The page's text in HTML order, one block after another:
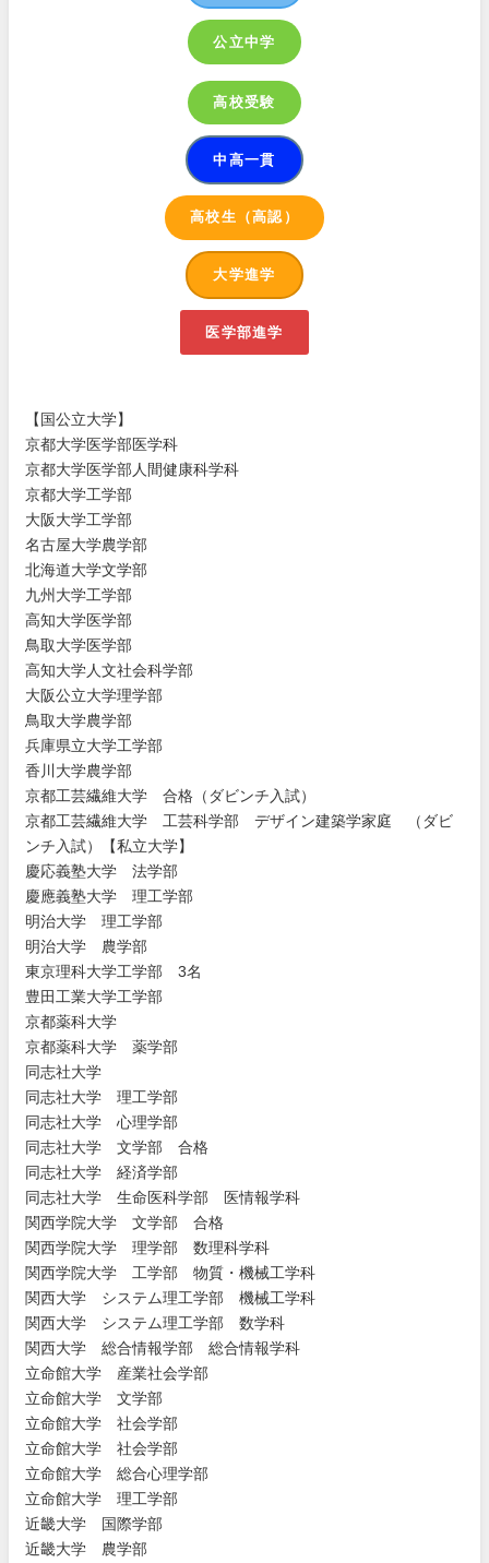
公立中学
高校受験
中高一貫
高校生（高認）
大学進学
医学部進学
【国公立大学】
京都大学医学部 医学科
京都大学医学部 人間健康科学科
京都大学工学部
大阪大学工学部
名古屋大学農学部
北海道大学文学部
九州大学工学部
高知大学医学部
鳥取大学医学部
高知大学人文社会科学部
大阪公立大学理学部
鳥取大学農学部
兵庫県立大学工学部
香川大学農学部
京都工芸繊維大学 合格 （ダビンチ入試）
京都工芸繊維大学 工芸科学部 デザイン建築学家庭 （ダビ
ンチ入 試） 【私立大学】
慶応義塾大学 法学部
慶應義塾大学 理工学部
明治大学 理工学部
明治大学 農学部
東京理科大学工学部 3名
豊田工業大学工学部
京都薬科大学
京都薬科大学 薬学部
同志社大学
同志社大学 理工学部
同志社大学 心理学部
同志社大学 文学部 合格
同志社大学 経済学部
同志社大学 生命医科学部 医情報学科
関西学院大学 文学部 合格
関西学院大学 理学部 数理科学科
関西学院大学 工学部 物質・機械工学科
関西大学 シス テム理工学部 機械工学科
関西大学 シス テム理工学部 数学科
関西大学 総合情報学部 総合情報学科
立命館大学 産業社会学部
立命館大学 文学部
立命館大学 社会学部
立命館大学 社会学部
立命館大学 総合心理学部
立命館大学 理工学部
近畿大学 国際学部
近畿大学 農学部